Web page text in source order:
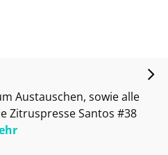
Austauschen, sowie alle
Zitruspresse Santos #38